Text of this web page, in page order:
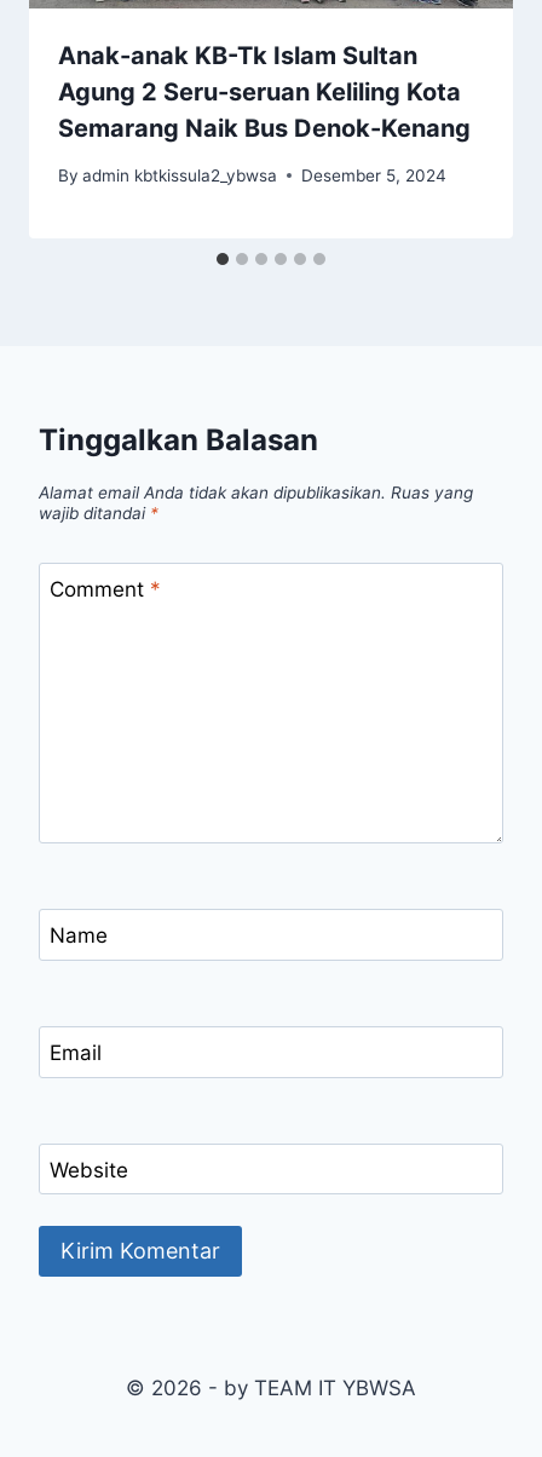
Anak-anak KB-Tk Islam Sultan
Agung 2 Seru-seruan Keliling Kota
Semarang Naik Bus Denok-Kenang
By admin kbtkissula2_ybwsa Desember 5, 2024
Tinggalkan Balasan
Alamat email Anda tidak akan dipublikasikan. Ruas yang
wajib ditandai *
Comment *
Name
Email
Website
© 2026 - by TEAM IT YBWSA